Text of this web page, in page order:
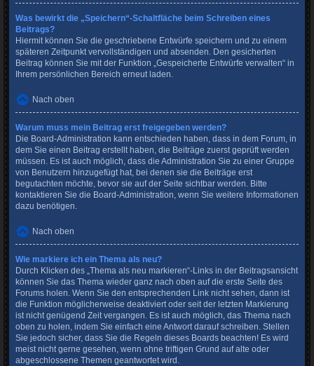
Was bewirkt die „Speichern“-Schaltfläche beim Schreiben eines
Beitrags?
Hiermit können Sie die geschriebene Entwürfe speichern und zu einem
späteren Zeitpunkt vervollständigen und absenden. Den gesicherten
Beitrag können Sie mit der Funktion „Gespeicherte Entwürfe verwalten“ in
Ihrem persönlichen Bereich erneut laden.
Nach oben
Warum muss mein Beitrag erst freigegeben werden?
Die Board-Administration kann entschieden haben, dass in dem Forum, in
dem Sie einen Beitrag erstellt haben, die Beiträge zuerst geprüft werden
müssen. Es ist auch möglich, dass die Administration Sie zu einer Gruppe
von Benutzern hinzugefügt hat, bei denen sie die Beiträge erst
begutachten möchte, bevor sie auf der Seite sichtbar werden. Bitte
kontaktieren Sie die Board-Administration, wenn Sie weitere Informationen
dazu benötigen.
Nach oben
Wie markiere ich ein Thema als neu?
Durch Klicken des „Thema als neu markieren“-Links in der Beitragsansicht
können Sie das Thema wieder ganz nach oben auf die erste Seite des
Forums holen. Wenn Sie den entsprechenden Link nicht sehen, dann ist
die Funktion möglicherweise deaktiviert oder seit der letzten Markierung
ist nicht genügend Zeit vergangen. Es ist auch möglich, das Thema nach
oben zu holen, indem Sie einfach eine Antwort darauf schreiben. Stellen
Sie jedoch sicher, dass Sie die Regeln dieses Boards beachten! Es wird
meist nicht gerne gesehen, wenn ohne triftigen Grund auf alte oder
abgeschlossene Themen geantwortet wird.